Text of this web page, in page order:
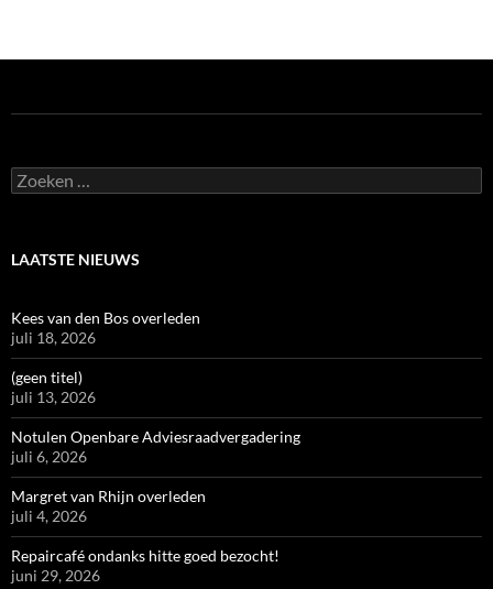
Zoeken
naar:
LAATSTE NIEUWS
Kees van den Bos overleden
juli 18, 2026
(geen titel)
juli 13, 2026
Notulen Openbare Adviesraadvergadering
juli 6, 2026
Margret van Rhijn overleden
juli 4, 2026
Repaircafé ondanks hitte goed bezocht!
juni 29, 2026